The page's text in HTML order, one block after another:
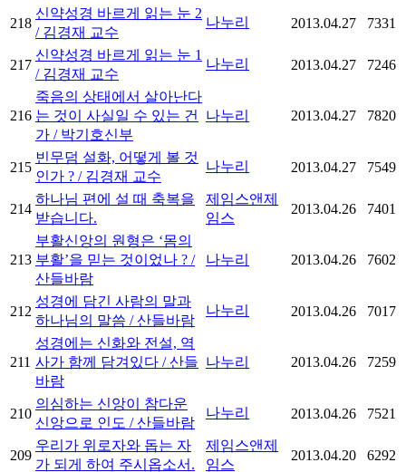
218
신약성경 바르게 읽는 눈 2
/ 김경재 교수
나누리 2013.04.27 7331
217
신약성경 바르게 읽는 눈 1
/ 김경재 교수
나누리 2013.04.27 7246
216
죽음의 상태에서 살아난다
는 것이 사실일 수 있는 건
가 / 박기호신부
나누리 2013.04.27 7820
215
빈무덤 설화, 어떻게 볼 것
인가 ? / 김경재 교수
나누리 2013.04.27 7549
214
하나님 편에 설 때 축복을
받습니다.
제임스앤제
임스
2013.04.26 7401
213
부활신앙의 원형은 ‘몸의
부활’을 믿는 것이었나 ? /
산들바람
나누리 2013.04.26 7602
212
성경에 담긴 사람의 말과
하나님의 말씀 / 산들바람
나누리 2013.04.26 7017
211
성경에는 신화와 전설, 역
사가 함께 담겨있다 / 산들
바람
나누리 2013.04.26 7259
210
의심하는 신앙이 참다운
신앙으로 인도 / 산들바람
나누리 2013.04.26 7521
209
우리가 위로자와 돕는 자
가 되게 하여 주시옵소서.
제임스앤제
임스
2013.04.20 6292